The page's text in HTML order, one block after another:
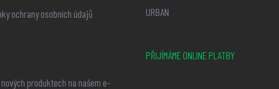
ochrany osobních údajů
URBAN
produktech na našem e-
PŘIJÍMÁME ONLINE PLATBY